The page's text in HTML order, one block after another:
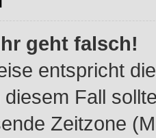
geht falsch!
entspricht
Fall
Zeitzone